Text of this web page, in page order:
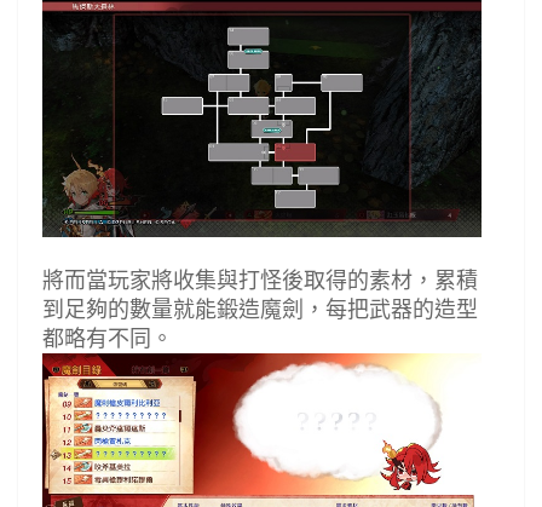
將而當玩家將收集與打怪後取得的素材，累積
到足夠的數量就能鍛造魔劍，每把武器的造型
都略有不同。